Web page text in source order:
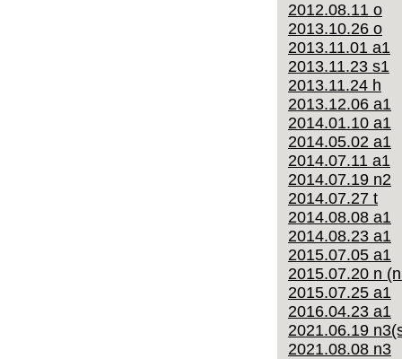
2012.08.11 o
2013.10.26 o
2013.11.01 a1
2013.11.23 s1
2013.11.24 h
2013.12.06 a1
2014.01.10 a1
2014.05.02 a1
2014.07.11 a1
2014.07.19 n2
2014.07.27 t
2014.08.08 a1
2014.08.23 a1
2015.07.05 a1
2015.07.20 n
2015.07.25 a1
2016.04.23 a1
2021.06.19
2021.08.08 n3